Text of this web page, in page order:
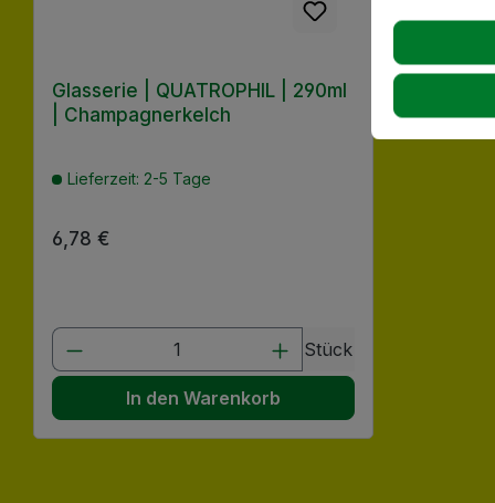
Glasserie | QUATROPHIL | 290ml
| Champagnerkelch
Lieferzeit: 2-5 Tage
Regulärer Preis:
6,78 €
Produkt Anzahl: Gib den
Stück
In den Warenkorb